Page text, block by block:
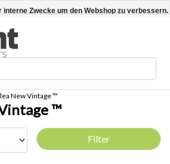
anlegen / anmelden Deutsch
New Vintage ™
™
Filter
Zwecke um den Webshop zu